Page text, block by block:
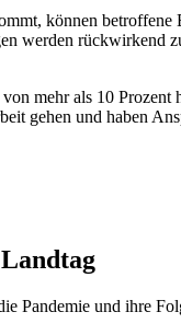
können
werden
mehr als 10
gehen und haben
Pandemie und ihre